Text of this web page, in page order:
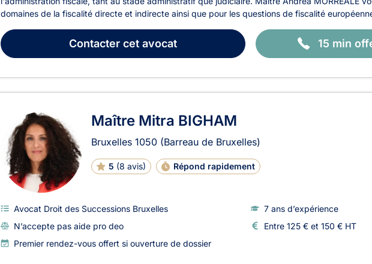
domaines de la fiscalité directe et indirecte ainsi que pour les questions de fiscalité
Contacter cet avocat 15 min
Maître Mitra BIGHAM
Bruxelles 1050 (Barreau de Bruxelles)
5 (8 avis) Répond rapidement
Avocat Droit des Successions Bruxelles
7 ans d’expérience
N’accepte pas aide pro deo
Entre 125 € et 150 € HT
Premier rendez-vous offert si ouverture de dossier